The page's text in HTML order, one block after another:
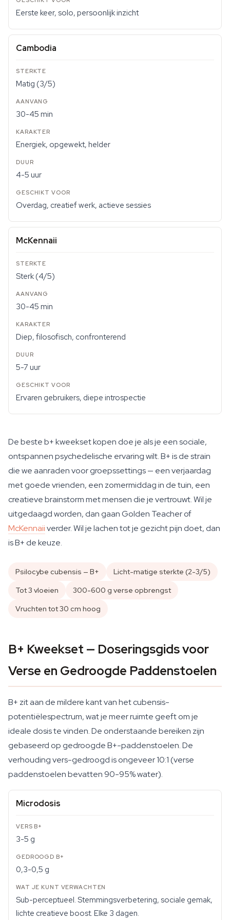
Eerste keer, solo, persoonlijk inzicht
Cambodia
Matig (3/5)
30-45 min
Energiek, opgewekt, helder
4-5 uur
Overdag, creatief werk, actieve sessies
McKennaii
Sterk (4/5)
30-45 min
Diep, filosofisch, confronterend
5-7 uur
Ervaren gebruikers, diepe introspectie
De beste b+ kweekset kopen doe je als je een sociale,
ontspannen psychedelische ervaring wilt. B+ is de strain
die we aanraden voor groepssettings — een verjaardag
met goede vrienden, een zomermiddag in de tuin, een
creatieve brainstorm met mensen die je vertrouwt. Wil je
uitgedaagd worden, dan gaan Golden Teacher of
McKennaiiverder. Wil je lachen tot je gezicht pijn doet, dan
is B+ de keuze.
Psilocybe cubensis — B+
Licht-matige sterkte (2-3/5)
Tot 3 vloeien
300-600 g verse opbrengst
Vruchten tot 30 cm hoog
B+ Kweekset — Doseringsgids voor
Verse en Gedroogde Paddenstoelen
B+ zit aan de mildere kant van het cubensis-
potentiëlespectrum, wat je meer ruimte geeft om je
ideale dosis te vinden. De onderstaande bereiken zijn
gebaseerd op gedroogde B+-paddenstoelen. De
verhouding vers-gedroogd is ongeveer 10:1 (verse
paddenstoelen bevatten 90-95% water).
Microdosis
3-5 g
0,3-0,5 g
Sub-perceptueel. Stemmingsverbetering, sociale gemak,
lichte creatieve boost. Elke 3 dagen.